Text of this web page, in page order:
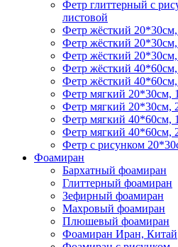
Фетр глиттерный с
листовой
Фетр жёсткий
Фетр жёсткий
Фетр жёсткий
Фетр жёсткий
Фетр жёсткий
Фетр мягкий 20*30см,
Фетр мягкий 20*30см,
Фетр мягкий 40*60см,
Фетр мягкий 40*60см,
Фетр с рисунком
Фоамиран
Бархатный фоамиран
Глиттерный фоамиран
Зефирный фоамиран
Махровый фоамиран
Плюшевый фоамиран
Фоамиран Иран, Китай